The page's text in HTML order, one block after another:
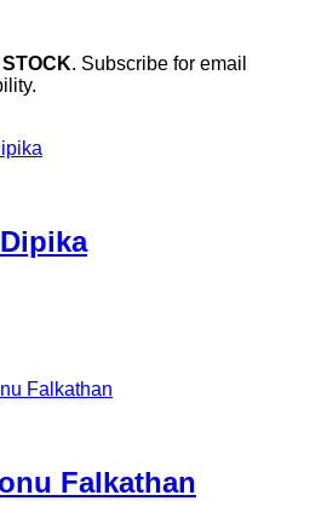
. Subscribe for email
Falkathan